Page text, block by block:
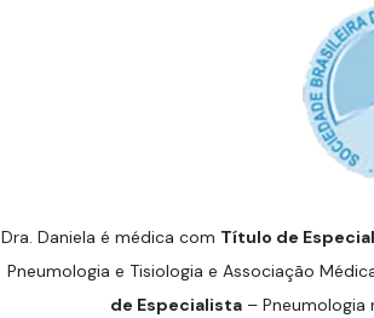
Dra. Daniela é médica com Título de
Pneumologia e Tisiologia e Associação
de Especialista– Pneumologia